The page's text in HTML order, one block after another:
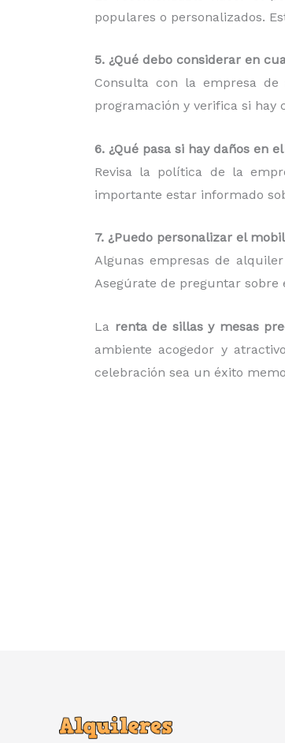
populares o personalizados.
5. ¿Qué debo considerar en
Consulta con la empresa
programación y verifica si hay
6. ¿Qué pasa si hay daños en
Revisa la política de la
importante estar informado
7. ¿Puedo personalizar el
Algunas empresas de
Asegúrate de preguntar sobre
La renta de sillas y mesas
ambiente acogedor y
celebración sea un éxito